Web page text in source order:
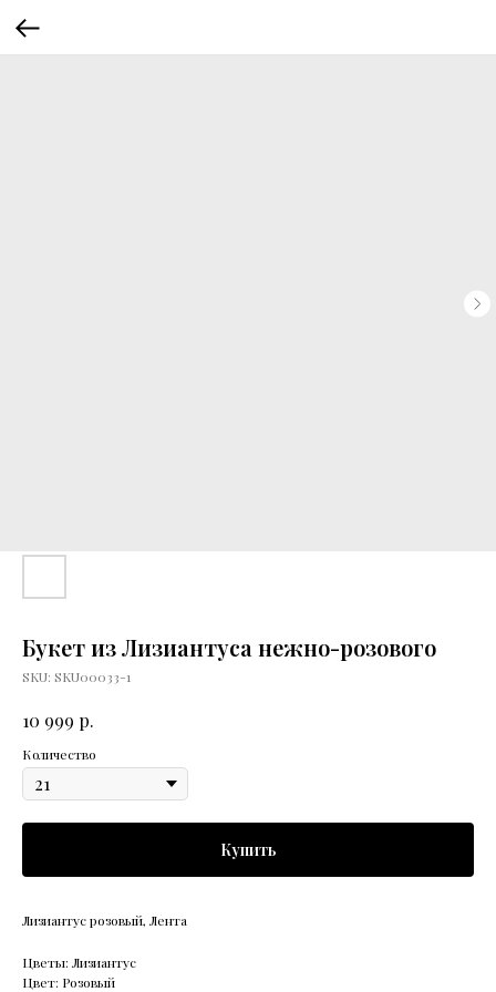
Букет из Лизиантуса нежно-розового
SKU: SKU00033-1
10 999 р.
Количество
Купить
Лизиантус розовый, Лента
Цветы: Лизиантус
Цвет: Розовый